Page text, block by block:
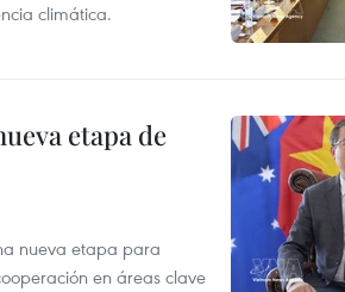
climática.
etapa de
nueva etapa para
en áreas clave